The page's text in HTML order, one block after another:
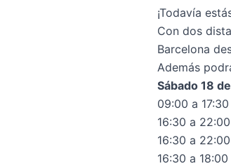
¡Todavía
Con dos
Barcelona
Además
Sábado 18
09:00 a
16:30 a
16:30 a
16:30 a